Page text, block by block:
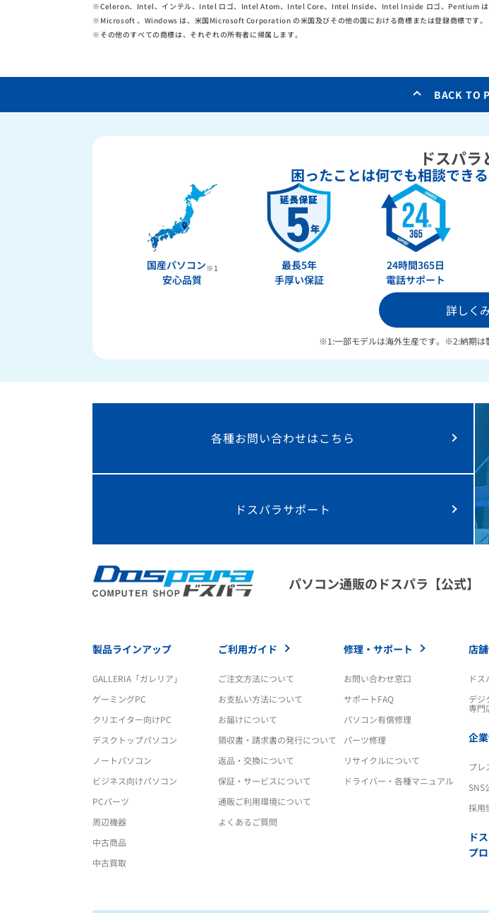
※Celeron、Intel、インテル、Intel ロゴ、Intel Atom、Intel Core、Intel Inside、Intel Inside ロゴ、Pentium は
※ Microsoft 、Windows は、米国Microsoft Corporation の米国及びその他の国における商標または登録商標です。
※ その他のすべての商標は、それぞれの所有者に帰属します。
BACK TO
ドスパラ
困ったことは何でも相談できる
国産パソコン※1
安心品質
最長5年
手厚い保証
24時間365日
電話サポート
詳しく
※1:一部モデルは海外生産です。 ※2:納期は
各種お問い合わせはこちら
ドスパラサポート
パソコン通販のドスパラ【公式】
製品ラインアップ
GALLERIA「ガレリア」
ゲーミングPC
クリエイター向けPC
デスクトップパソコン
ノートパソコン
ビジネス向けパソコン
PCパーツ
周辺機器
中古商品
中古買取
ご利用ガイド
ご注文方法について
お支払い方法について
お届けについて
領収書・請求書の発行について
返品・交換について
保証・サービスについて
通販ご利用環境について
よくあるご質問
修理・サポート
お問い合わせ窓口
サポートFAQ
パソコン有償修理
パーツ修理
リサイクルについて
ドライバー・各種マニュアル
店
ド
デジ
専門
企
プレ
SNS
採用
ド
プ